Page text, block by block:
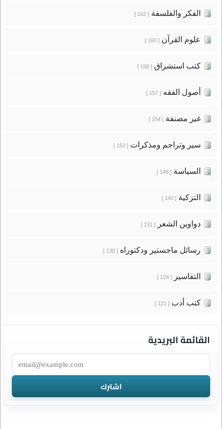
الفكر والفلسفة[ 162 ]
علوم القرآن[ 160 ]
كتب استشراق[ 158 ]
أصول الفقه[ 157 ]
غير مصنفة[ 154 ]
سير وتراجم ومذكرات[ 153 ]
السياسة[ 146 ]
التزكية[ 140 ]
دواوين الشعر[ 131 ]
رسائل ماجستير ودكتوراه[ 130 ]
التفاسير[ 124 ]
كتب أدب[ 121 ]
القائمة البريدية